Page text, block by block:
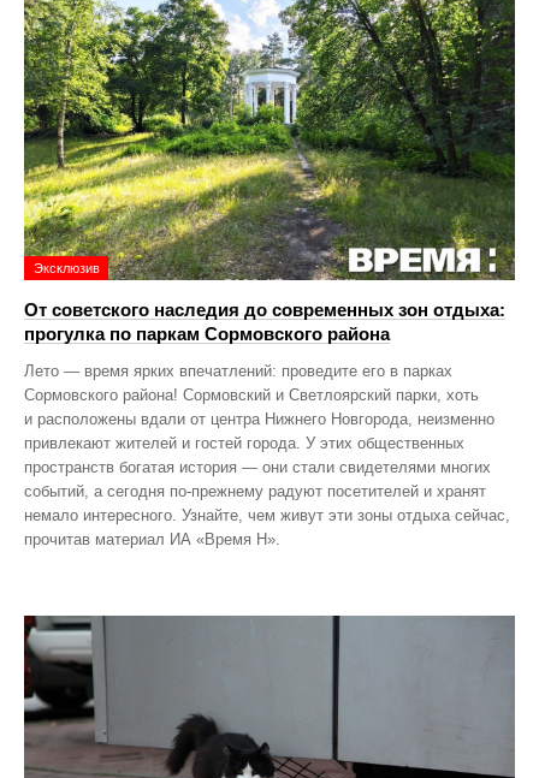
Эксклюзив
От советского наследия до современных зон отдыха:
прогулка по паркам Сормовского района
Лето — время ярких впечатлений: проведите его в парках
Сормовского района! Сормовский и Светлоярский парки, хоть
и расположены вдали от центра Нижнего Новгорода, неизменно
привлекают жителей и гостей города. У этих общественных
пространств богатая история — они стали свидетелями многих
событий, а сегодня по‑прежнему радуют посетителей и хранят
немало интересного. Узнайте, чем живут эти зоны отдыха сейчас,
прочитав материал ИА «Время Н».